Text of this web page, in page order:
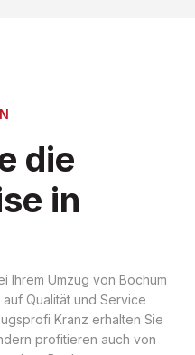
die
in
Ihrem Umzug von Bochum
Qualität und Service
Kranz erhalten Sie
profitieren auch von